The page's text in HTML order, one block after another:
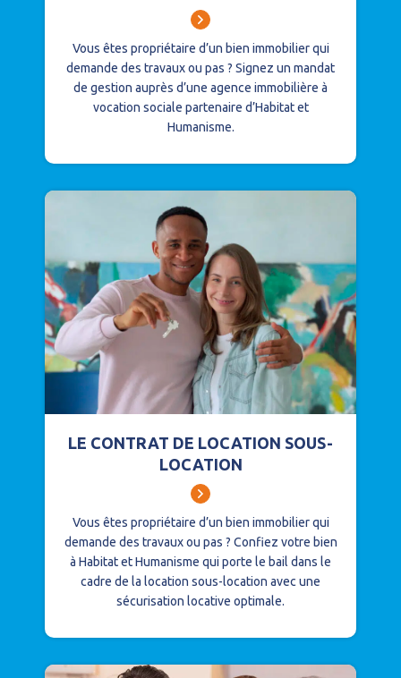
Vous êtes propriétaire d’un bien immobilier qui
demande des travaux ou pas ? Signez un mandat
de gestion auprès d’une agence immobilière à
vocation sociale partenaire d’Habitat et
Humanisme.
LE CONTRAT DE LOCATION SOUS-
LOCATION
Vous êtes propriétaire d’un bien immobilier qui
demande des travaux ou pas ? Confiez votre bien
à Habitat et Humanisme qui porte le bail dans le
cadre de la location sous-location avec une
sécurisation locative optimale.